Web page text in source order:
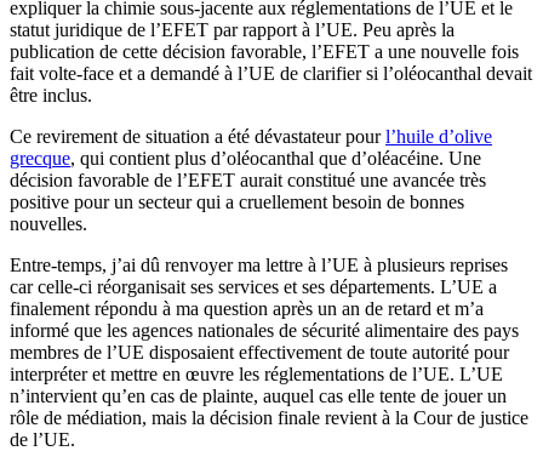
expliquer la chimie sous-jacente aux réglementations de l’UE et le
statut juridique de l’EFET par rapport à l’UE. Peu après la
publication de cette décision favorable, l’EFET a une nouvelle fois
fait volte-face et a demandé à l’UE de clarifier si l’oléocanthal devait
être inclus.
Ce revirement de situation a été dévastateur pourl’huile d’olive
grecque, qui contient plus d’oléocanthal que d’oléacéine. Une
décision favorable de l’EFET aurait constitué une avancée très
positive pour un secteur qui a cruellement besoin de bonnes
nouvelles.
Entre-temps, j’ai dû renvoyer ma lettre à l’UE à plusieurs reprises
car celle-ci réorganisait ses services et ses départements. L’UE a
finalement répondu à ma question après un an de retard et m’a
informé que les agences nationales de sécurité alimentaire des pays
membres de l’UE disposaient effectivement de toute autorité pour
interpréter et mettre en œuvre les réglementations de l’UE. L’UE
n’intervient qu’en cas de plainte, auquel cas elle tente de jouer un
rôle de médiation, mais la décision finale revient à la Cour de justice
de l’UE.